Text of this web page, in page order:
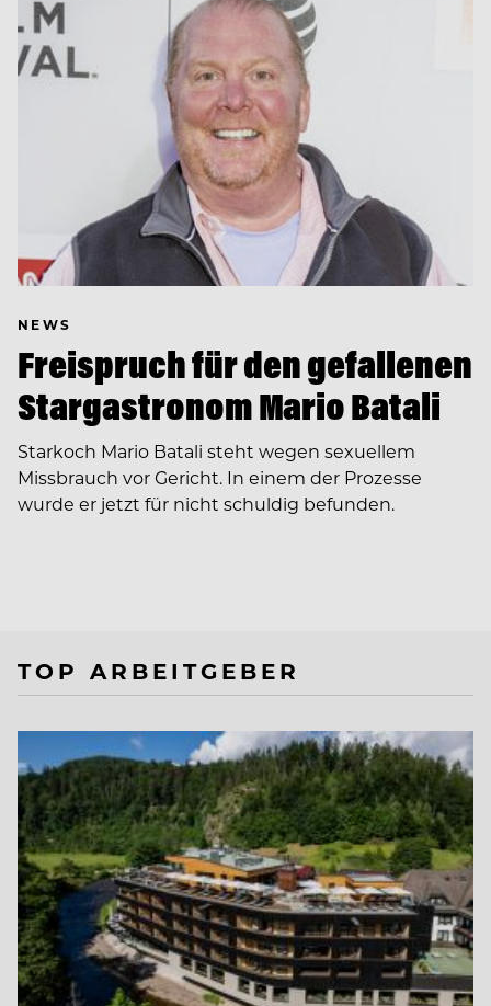
NEWS
Freispruch für den gefallenen
Stargastronom Mario Batali
Starkoch Mario Batali steht wegen sexuellem
Missbrauch vor Gericht. In einem der Prozesse
wurde er jetzt für nicht schuldig befunden.
TOP ARBEITGEBER